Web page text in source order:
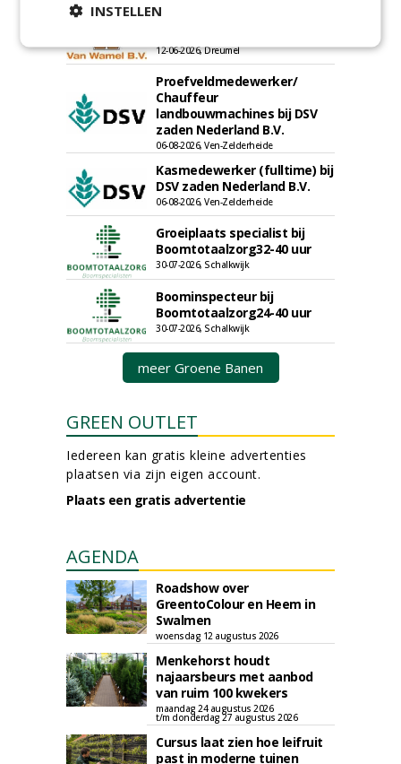
Export Manager bij PERFECT -
12-06-2026, Dreumel
Proefveldmedewerker/
Chauffeur
landbouwmachines bij DSV
zaden Nederland B.V.
06-08-2026, Ven-Zelderheide
Kasmedewerker (fulltime) bij
DSV zaden Nederland B.V.
06-08-2026, Ven-Zelderheide
Groeiplaats specialist bij
Boomtotaalzorg32-40 uur
30-07-2026, Schalkwijk
Boominspecteur bij
Boomtotaalzorg24-40 uur
30-07-2026, Schalkwijk
meer Groene Banen
GREEN OUTLET
Iedereen kan gratis kleine advertenties
plaatsen via zijn eigen account.
Plaats een gratis advertentie
AGENDA
Roadshow over
GreentoColour en Heem in
Swalmen
woensdag 12 augustus 2026
Menkehorst houdt
najaarsbeurs met aanbod
van ruim 100 kwekers
maandag 24 augustus 2026
t/m donderdag 27 augustus 2026
Cursus laat zien hoe leifruit
past in moderne tuinen
INSTELLEN